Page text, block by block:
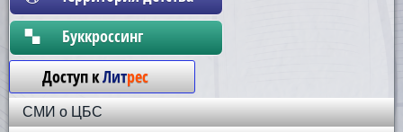
Бyккpoccинг
Доступ кЛитрес
СМИ о ЦБС